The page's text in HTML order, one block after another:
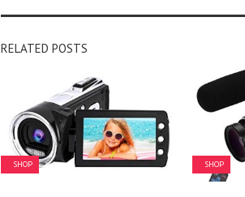
RELATED POSTS
SHOP SHOP